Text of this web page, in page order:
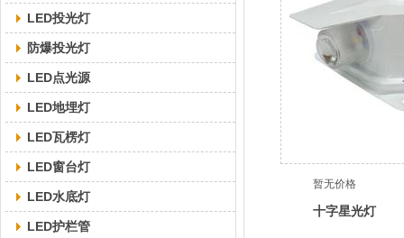
LED投光灯
防爆投光灯
LED点光源
LED地埋灯
LED瓦楞灯
LED窗台灯
LED水底灯
LED护栏管
暂无价格
十字星光灯